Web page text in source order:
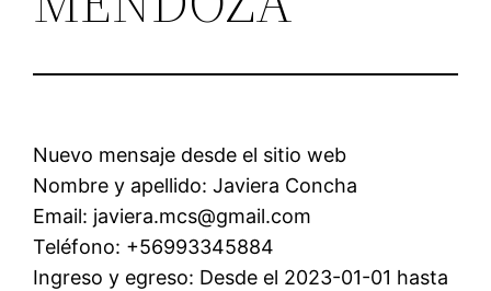
Nuevo mensaje desde el sitio web
Nombre y apellido: Javiera Concha
Email: javiera.mcs@gmail.com
Teléfono: +56993345884
Ingreso y egreso: Desde el 2023-01-01 hasta